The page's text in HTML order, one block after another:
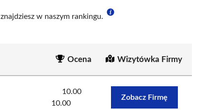
w naszym rankingu.
Ocena Wizytówka Firmy
10.00
10.00
Zobacz Firmę